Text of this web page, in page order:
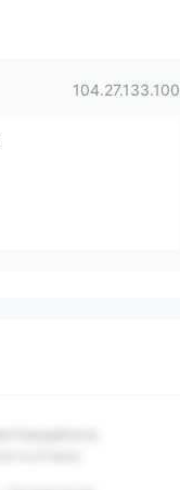
104.27.133.100